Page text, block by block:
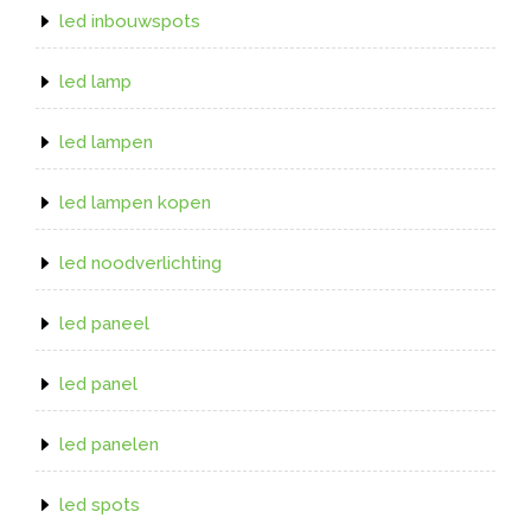
led inbouwspots
led lamp
led lampen
led lampen kopen
led noodverlichting
led paneel
led panel
led panelen
led spots